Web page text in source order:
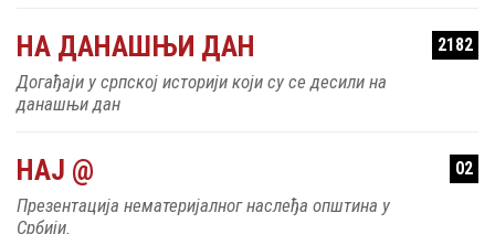
НА ДАНАШЊИ ДАН 2182
Догађаји у српској историји који су се десили на
данашњи дан
НАЈ @ 02
Презентација нематеријалног наслеђа општина у
Србији.